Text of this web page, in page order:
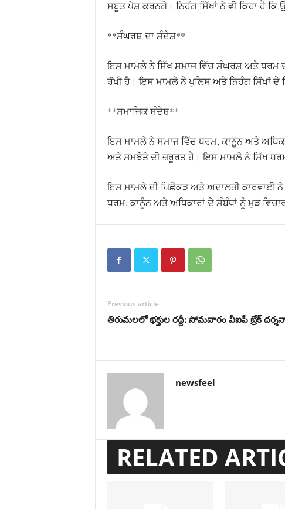
ਸਬੂਤ ਪੇਸ਼ ਕਰਨਗੇ। ਨਿਹੰਗ ਸਿੱਖਾਂ ਨੇ ਵੀ ਕਿਹਾ ਹੈ
**ਸੰਘਰਸ਼ ਦਾ ਸੰਦੇਸ਼**
ਇਸ ਮਾਮਲੇ ਨੇ ਸਿੱਖ ਸਮਾਜ ਵਿੱਚ ਸੰਘਰਸ਼ ਅਤੇ ਧਰਮ
ਰੱਖੀ ਹੈ। ਇਸ ਮਾਮਲੇ ਨੇ ਪੁਲਿਸ ਅਤੇ ਨਿਹੰਗ ਸਿੱਖਾਂ ਦੇ
**ਸਮਾਜਿਕ ਸੰਦੇਸ਼**
ਇਸ ਮਾਮਲੇ ਨੇ ਸਮਾਜ ਵਿੱਚ ਧਰਮ, ਕਾਨੂੰਨ ਅਤੇ
ਅਤੇ ਸਮਝੌਤੇ ਦੀ ਜ਼ਰੂਰਤ ਹੈ। ਇਸ ਮਾਮਲੇ ਨੇ ਸਿੱਖ
ਇਸ ਮਾਮਲੇ ਦੀ ਪਿਛੋਕੜ ਅਤੇ ਅਦਾਲਤੀ ਕਾਰਵਾਈ
ਧਰਮ, ਕਾਨੂੰਨ ਅਤੇ ਅਧਿਕਾਰਾਂ ਦੇ ਸੰਬੰਧਾਂ ਨੂੰ ਮੁੜ
Previous article
తిరుమలలో భక్తుల రద్దీ: సోమవారం వీఐపీ బ్రేక్
newsfeel
RELATED